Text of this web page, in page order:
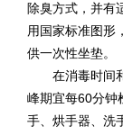
除臭方式，并有
用国家标准图形
供一次性坐垫。
在消毒时间和
峰期宜每60分钟
手、烘手器、洗